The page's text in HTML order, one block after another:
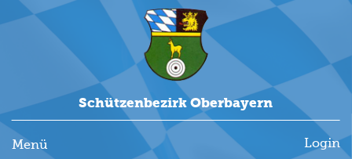
Schützenbezirk Oberbayern
Menü Login